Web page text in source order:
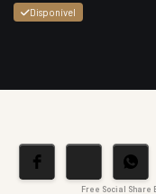
Disponível
Free Social Share